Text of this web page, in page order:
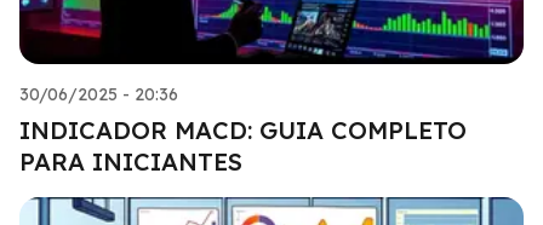
30/06/2025 - 20:36
INDICADOR MACD: GUIA COMPLETO
PARA INICIANTES